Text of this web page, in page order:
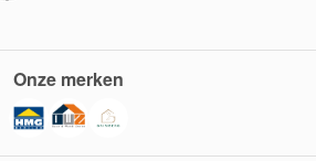
Onze merken